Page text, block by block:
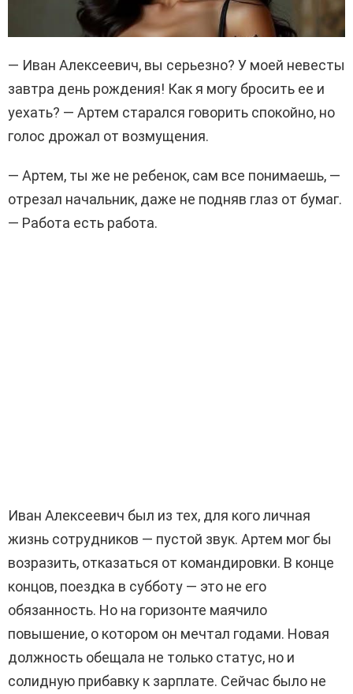
— Иван Алексеевич, вы серьезно? У моей невесты
завтра день рождения! Как я могу бросить ее и
уехать? — Артем старался говорить спокойно, но
голос дрожал от возмущения.
— Артем, ты же не ребенок, сам все понимаешь, —
отрезал начальник, даже не подняв глаз от бумаг.
— Работа есть работа.
Иван Алексеевич был из тех, для кого личная
жизнь сотрудников — пустой звук. Артем мог бы
возразить, отказаться от командировки. В конце
концов, поездка в субботу — это не его
обязанность. Но на горизонте маячило
повышение, о котором он мечтал годами. Новая
должность обещала не только статус, но и
солидную прибавку к зарплате. Сейчас было не